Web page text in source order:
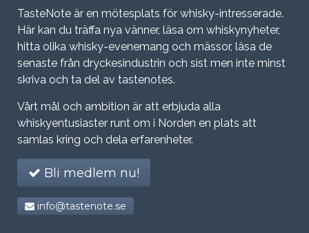
TasteNote är en mötesplats för whisky-intresserade.
Här kan du träffa nya vänner, läsa om whiskynyheter,
hitta olika whisky-evenemang och mässor, läsa de
senaste från dryckesindustrin och sist men inte minst
skriva och ta del av tastenotes.
Vårt mål och ambition är att erbjuda alla
whiskyentusiaster runt om i Norden en plats att
samlas kring och dela erfarenheter.
Bli medlem nu!
info@tastenote.se